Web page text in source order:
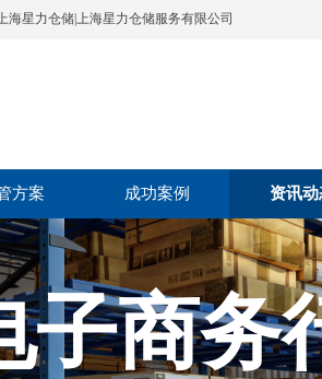
海星力仓储|上海星力仓储服务有限公司
方案 成功案例 资讯动
子商务